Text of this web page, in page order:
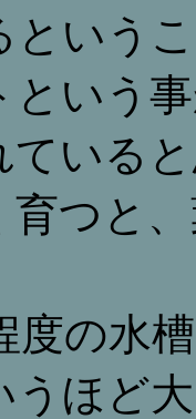
という
という
ている
育つと
度の水
うほど